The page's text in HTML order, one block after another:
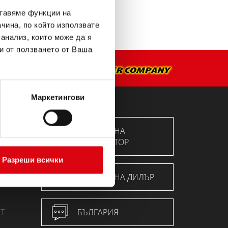
функции на
по който използвате
които може да я
от ползването от Ваша
Маркетингови
Разреши всички
ТЪРСЕНЕ НА
АКУМУЛАТОР
ТЪРСЕНЕ НА ДИЛЪР
БЪЛГАРИЯ